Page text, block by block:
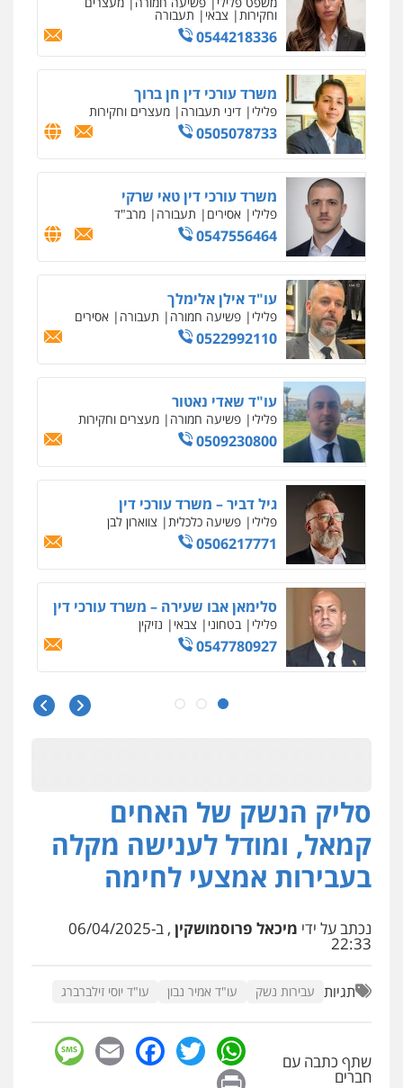
וחקירות צבאי תעבורה
0544218336
משרד עורכי דין חן ברוך
פלילי דיני תעבורה מעצרים וחקירות
0505078733
משרד עורכי דין טאי שרקי
פלילי אסירים תעבורה מרב"ד
0547556464
עו"ד אילן אלימלך
פלילי פשיעה חמורה תעבורה אסירים
0522992110
עו"ד שאדי נאטור
פלילי פשיעה חמורה מעצרים וחקירות
0509230800
גיל דביר – משרד עורכי דין
פלילי פשיעה כלכלית צווארון לבן
0506217771
סלימאן אבו שעירה – משרד עורכי דין
פלילי בטחוני צבאי נזיקין
0547780927
עו"ד אסף גונן
מעצרים
גל דהן – משרד עורך דין פלילי
פלילי פשיעה חמורה סמים מעצרים
וחקירות
0544723840
פלילי עורכי דין לענייני אסירים מעצרים
סמים רכוש
כלכלי עורכי דין לענייני אסירים
0525060666
סליק הנשק של האחים
קמאל, ומודל לענישה מקלה
בעבירות אמצעי לחימה
נכתב על ידי מיכאל פרוסמושקין , ב-06/04/2025
22:33
תגיות עבירות נשק עו"ד אמיר נבון עו"ד יוסי זילברברג
שתף כתבה עם
חברים
WhatsApp
Twitter
Facebook
Email